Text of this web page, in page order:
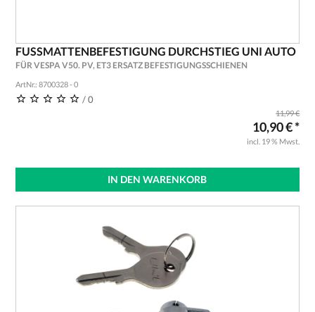
FUSSMATTENBEFESTIGUNG DURCHSTIEG UNI AUTO
FÜR VESPA V50. PV, ET3 ERSATZ BEFESTIGUNGSSCHIENEN
ArtNr.: 8700328 - 0
/ 0
11,99 €
10,90 € *
incl. 19 % Mwst.
IN DEN WARENKORB